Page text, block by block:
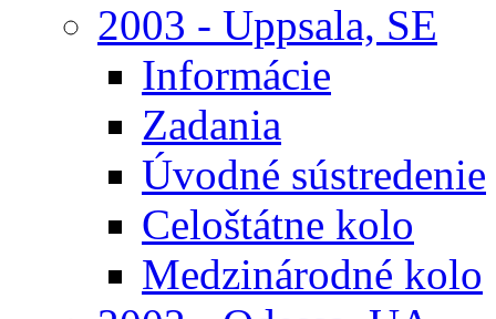
2003 - Uppsala, SE
Informácie
Zadania
Úvodné sústredenie
Celoštátne kolo
Medzinárodné kolo